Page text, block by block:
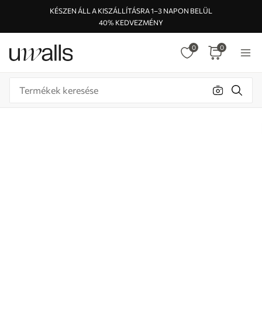
KÉSZEN ÁLL A KISZÁLLÍTÁSRA 1–3 NAPON BELÜL
40% KEDVEZMÉNY
0 0